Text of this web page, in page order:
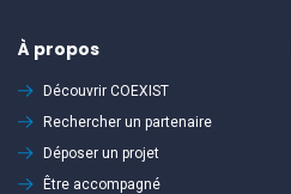
À propos
Découvrir COEXIST
Rechercher un partenaire
Déposer un projet
Être accompagné